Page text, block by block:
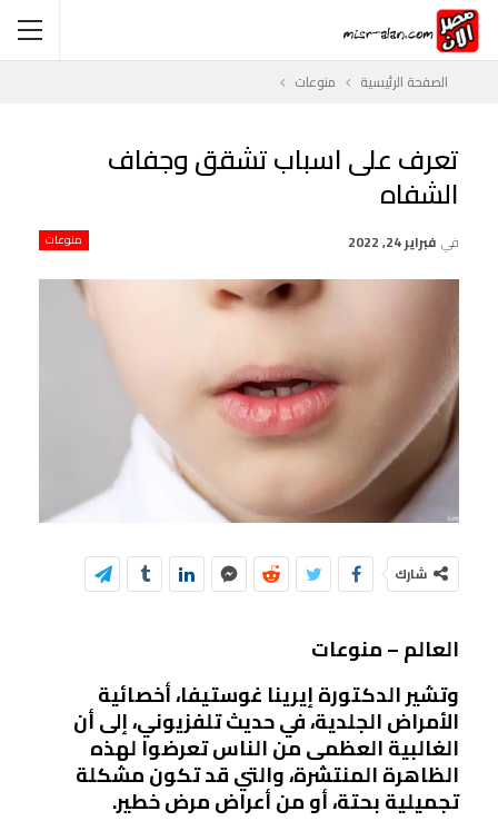
الصفحة الرئيسية منوعات
تعرف على اسباب تشقق وجفاف
الشفاه
منوعات في فبراير 24, 2022
شارك
العالم – منوعات
وتشير الدكتورة إيرينا غوستيفا، أخصائية
الأمراض الجلدية، في حديث تلفزيوني، إلى أن
الغالبية العظمى من الناس تعرضوا لهذه
الظاهرة المنتشرة، والتي قد تكون مشكلة
تجميلية بحتة، أو من أعراض مرض خطير.